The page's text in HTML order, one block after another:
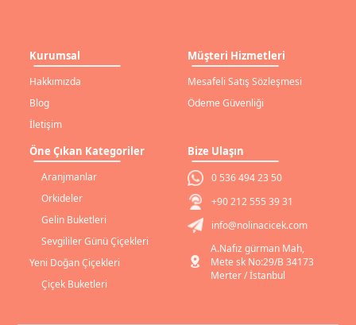
Kurumsal
Hakkımızda
Blog
İletişim
Müşteri Hizmetleri
Mesafeli Satış Sözleşmesi
Ödeme Güvenliği
Öne Çıkan Kategoriler
Aranjmanlar
Orkideler
Gelin Buketleri
Sevgililer Günü Çiçekleri
Yeni Doğan Çiçekleri
Çiçek Buketleri
Bize Ulaşın
0 536 494 23 50
+90 212 555 39 31
info@nolinacicek.com
A.Nafız gürman Mah,
Mete sk No:29/B 34173
Merter / İstanbul